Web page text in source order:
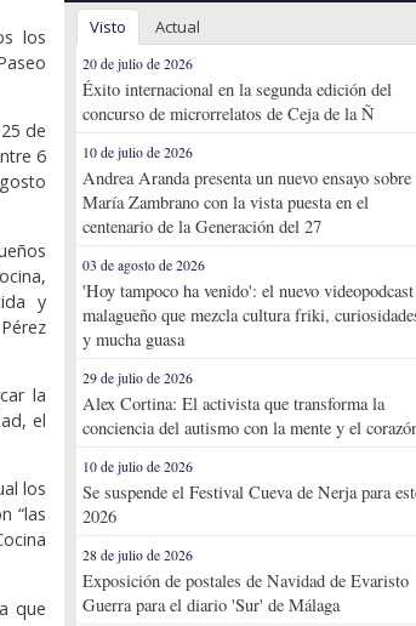
los
de
6
y
la
el
los
“las
que
Visto Actual
20 de julio de 2026
Éxito internacional en la segunda edición del
concurso de microrrelatos de Ceja de la Ñ
10 de julio de 2026
Andrea Aranda presenta un nuevo ensayo sobre
María Zambrano con la vista puesta en el
centenario de la Generación del 27
03 de agosto de 2026
'Hoy tampoco ha venido': el nuevo videopodcast
malagueño que mezcla cultura friki,
y mucha guasa
29 de julio de 2026
Alex Cortina: El activista que transforma la
conciencia del autismo con la mente y el
10 de julio de 2026
Se suspende el Festival Cueva de Nerja para
2026
28 de julio de 2026
Exposición de postales de Navidad de Evaristo
Guerra para el diario 'Sur' de Málaga